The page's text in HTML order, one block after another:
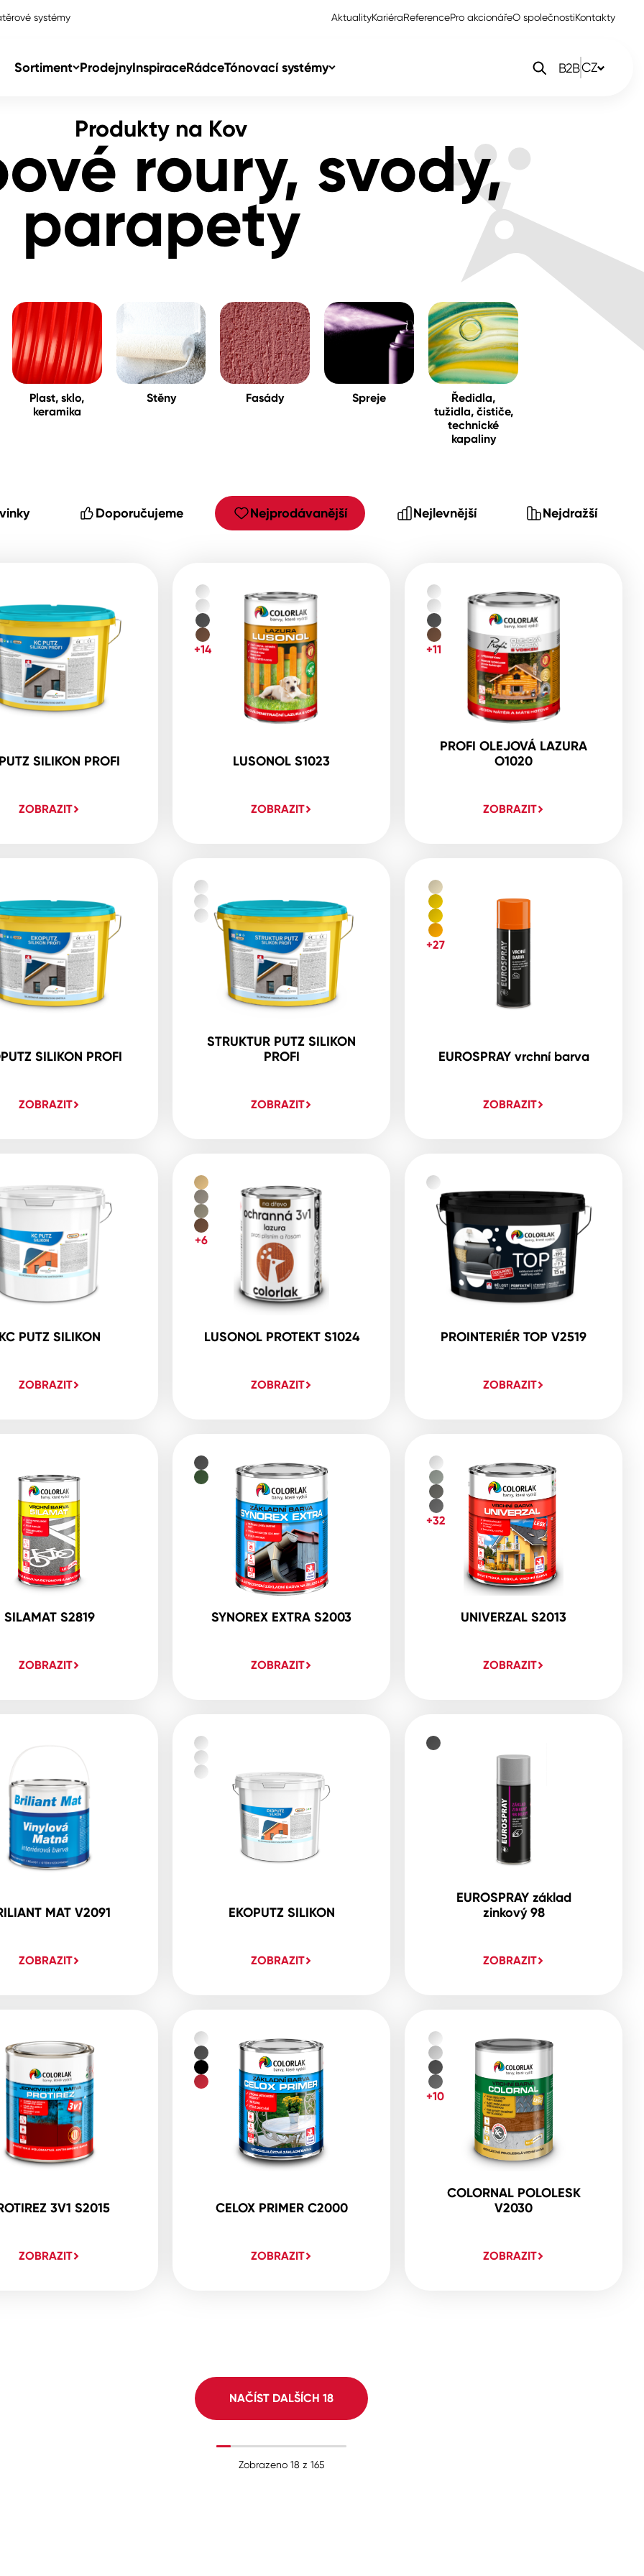
systémy AktualityKariéraReferencePro akcionářeO společnostiKontakty
Sortiment ProdejnyInspiraceRádceTónovací systémy B2BCZ
EN
Colorlak Profi
Produkty na Kov
roury, svody,
parapety
Plast, sklo,
keramika
Stěny Fasády Spreje
Ředidla,
tužidla, čističe,
technické
kapaliny
Doporučujeme Nejprodávanější Nejlevnější Nejdražší
SILIKON PROFI
ZOBRAZIT
LUSONOL S1023
ZOBRAZIT
+14
PROFI OLEJOVÁ LAZURA
O1020
ZOBRAZIT
+11
SILIKON PROFI
ZOBRAZIT
STRUKTUR PUTZ SILIKON
PROFI
ZOBRAZIT
EUROSPRAY vrchní barva
ZOBRAZIT
+27
PUTZ SILIKON
ZOBRAZIT
LUSONOL PROTEKT S1024
ZOBRAZIT
+6
PROINTERIÉR TOP V2519
ZOBRAZIT
SILAMAT S2819
ZOBRAZIT
SYNOREX EXTRA S2003
ZOBRAZIT
UNIVERZAL S2013
ZOBRAZIT
+32
MAT V2091
ZOBRAZIT
EKOPUTZ SILIKON
ZOBRAZIT
EUROSPRAY základ
zinkový 98
ZOBRAZIT
3V1 S2015
ZOBRAZIT
CELOX PRIMER C2000
ZOBRAZIT
COLORNAL POLOLESK
V2030
ZOBRAZIT
+10
NAČÍST DALŠÍCH 18
Zobrazeno 18 z 165